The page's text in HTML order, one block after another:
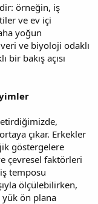
örneğin, iş
ve ev içi
yoğun
ve biyoloji odaklı
bir bakış açısı
çıkar. Erkekler
göstergelere
çevresel faktörleri
temposu
ölçülebilirken,
yük ön plana